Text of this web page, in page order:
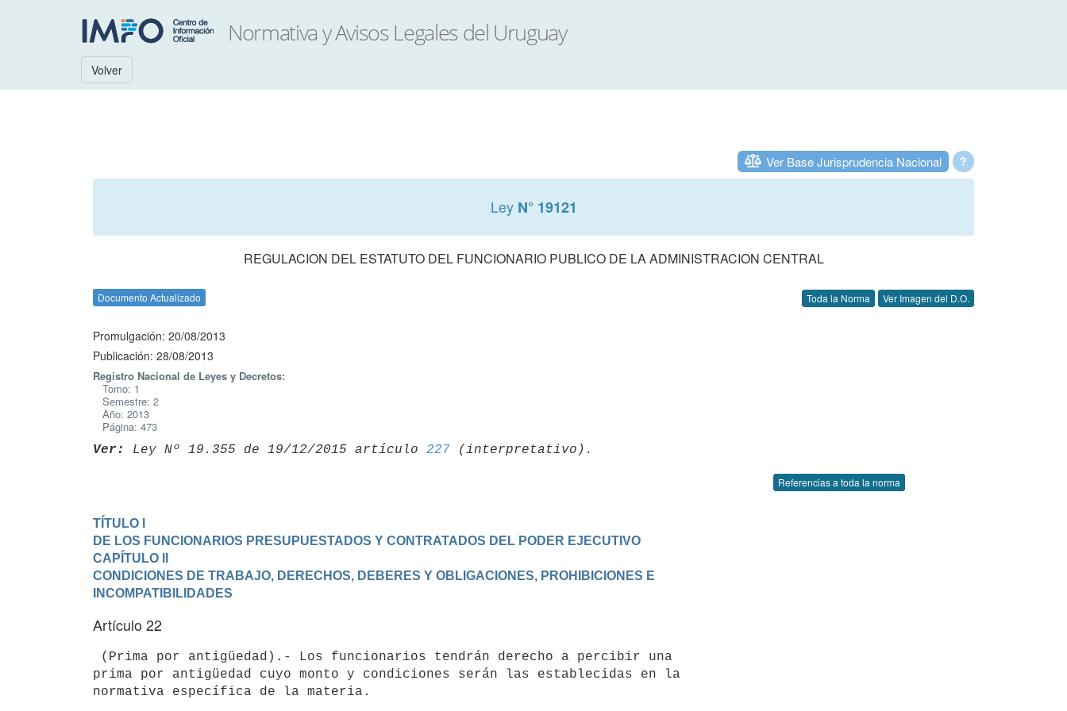
Volver
?
Ver Base Jurisprudencia Nacional
Ley N° 19121
REGULACION DEL ESTATUTO DEL FUNCIONARIO PUBLICO DE LA ADMINISTRACION CENTRAL
Documento Actualizado Toda la Norma Ver Imagen del D.O.
Promulgación: 20/08/2013
Publicación: 28/08/2013
Registro Nacional de Leyes y Decretos:
Tomo: 1
Semestre: 2
Año: 2013
Página: 473
Ver: Ley Nº 19.355 de 19/12/2015 artículo 227
Referencias a toda la norma
TÍTULO I
DE LOS FUNCIONARIOS PRESUPUESTADOS Y CONTRATADOS DEL PODER EJECUTIVO
CAPÍTULO II
CONDICIONES DE TRABAJO, DERECHOS, DEBERES Y OBLIGACIONES, PROHIBICIONES E
INCOMPATIBILIDADES
Artículo 22
prima por antigüedad cuyo monto y condiciones serán las establecidas en la